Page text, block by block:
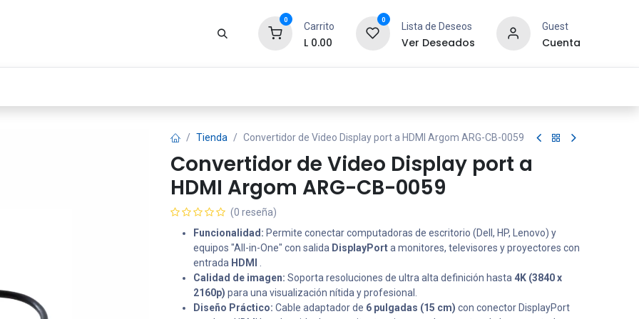
0
Carrito
L 0.00
0
Lista de Deseos
Ver Deseados
Guest
Cuenta
Tienda Convertidor de Video Display port a HDMI Argom ARG-CB-0059
Convertidor de Video Display port a
HDMI Argom ARG-CB-0059
(0 reseña)
Funcionalidad: Permite conectar computadoras de escritorio (Dell, HP, Lenovo) y
equipos "All-in-One" con salida DisplayPorta monitores, televisores y proyectores con
entrada HDMI
Calidad de imagen: Soporta resoluciones de ultra alta definición hasta 4K (3840 x
2160p) para una visualización nítida y profesional.
Diseño Práctico: Cable adaptador de 6 pulgadas (15 cm) con conector DisplayPort